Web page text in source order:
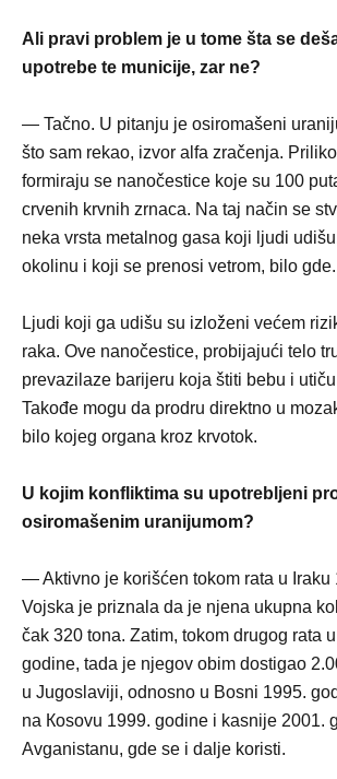
Ali pravi problem je u tome šta se
upotrebe te municije, zar ne?
— Tačno. U pitanju je osiromašeni
što sam rekao, izvor alfa zračenja.
formiraju se nanočestice koje su 100
crvenih krvnih zrnaca. Na taj način se
neka vrsta metalnog gasa koji ljudi
okolinu i koji se prenosi vetrom, bilo gde.
Ljudi koji ga udišu su izloženi većem
raka. Ove nanočestice, probijajući telo
prevazilaze barijeru koja štiti bebu i
Takođe mogu da prodru direktno u
bilo kojeg organa kroz krvotok.
U kojim konfliktima su upotrebljeni
osiromašenim uranijumom?
— Aktivno je korišćen tokom rata u Iraku
Vojska je priznala da je njena ukupna
čak 320 tona. Zatim, tokom drugog rata
godine, tada je njegov obim dostigao
u Jugoslaviji, odnosno u Bosni 1995.
na Кosovu 1999. godine i kasnije 2001.
Avganistanu, gde se i dalje koristi.